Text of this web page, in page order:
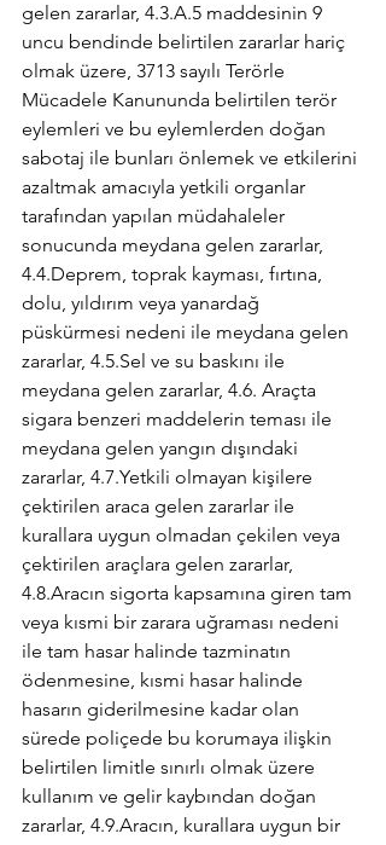
gelen zararlar, 4.3.A.5 maddesinin 9
uncu bendinde belirtilen zararlar hariç
olmak üzere, 3713 sayılı Terörle
Mücadele Kanununda belirtilen terör
eylemleri ve bu eylemlerden doğan
sabotaj ile bunları önlemek ve etkilerini
azaltmak amacıyla yetkili organlar
tarafından yapılan müdahaleler
sonucunda meydana gelen zararlar,
4.4.Deprem, toprak kayması, fırtına,
dolu, yıldırım veya yanardağ
püskürmesi nedeni ile meydana gelen
zararlar, 4.5.Sel ve su baskını ile
meydana gelen zararlar, 4.6. Araçta
sigara benzeri maddelerin teması ile
meydana gelen yangın dışındaki
zararlar, 4.7.Yetkili olmayan kişilere
çektirilen araca gelen zararlar ile
kurallara uygun olmadan çekilen veya
çektirilen araçlara gelen zararlar,
4.8.Aracın sigorta kapsamına giren tam
veya kısmi bir zarara uğraması nedeni
ile tam hasar halinde tazminatın
ödenmesine, kısmi hasar halinde
hasarın giderilmesine kadar olan
sürede poliçede bu korumaya ilişkin
belirtilen limitle sınırlı olmak üzere
kullanım ve gelir kaybından doğan
zararlar, 4.9.Aracın, kurallara uygun bir